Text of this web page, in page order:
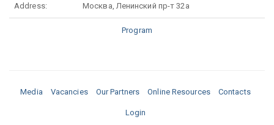
Address: Москва, Ленинский пр-т 32а
Program
Media Vacancies Our Partners Online Resources Contacts
Login